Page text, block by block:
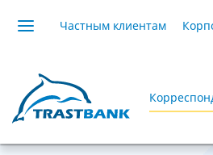
Частным клиентам